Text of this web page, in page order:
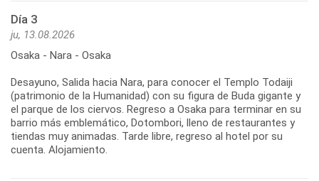
Día 3
ju, 13.08.2026
Osaka - Nara - Osaka
Desayuno, Salida hacia Nara, para conocer el Templo Todaiji
(patrimonio de la Humanidad) con su figura de Buda gigante y
el parque de los ciervos. Regreso a Osaka para terminar en su
barrio más emblemático, Dotombori, lleno de restaurantes y
tiendas muy animadas. Tarde libre, regreso al hotel por su
cuenta. Alojamiento.